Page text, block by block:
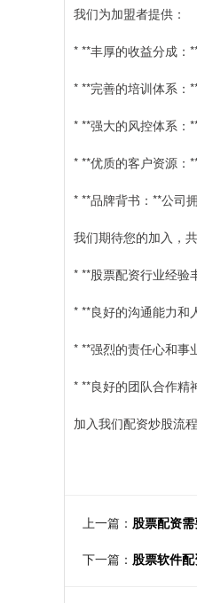
我们为加盟者提供：
* **丰厚的收益分成：
* **完善的培训体系：
* **强大的风控体系：
* **优质的客户资源：
* **品牌背书：**公司
我们期待您的加入，
* **股票配资行业经验
* **良好的沟通能力和
* **强烈的责任心和事
* **良好的团队合作精
加入我们配资炒股流
上一篇： 股票配资
下一篇： 股票软件